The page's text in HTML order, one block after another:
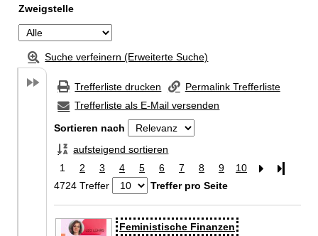
Zweigstelle
Suche verfeinern (Erweiterte Suche)
Trefferliste drucken
Permalink Trefferliste
Trefferliste als E-Mail versenden
Sortieren nach
aufsteigend sortieren
1
2 3 4 5 6 7 8 9 10
Letzte
4724 Treffer
Treffer pro Seite
Suchergebnis
Zu den Suchfiltern springen
Feministische Finanzen